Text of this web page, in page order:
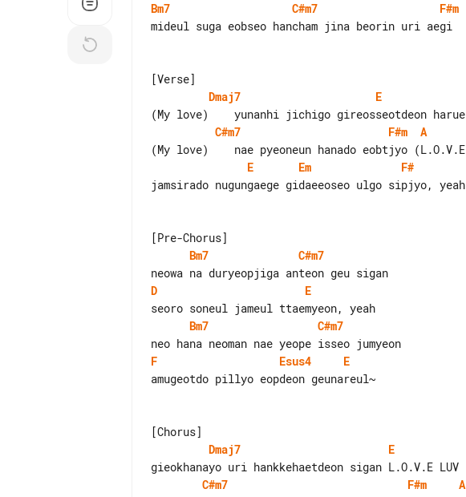
Bm7
C#m7 F#m
mideul suga eobseo hancham jina beorin uri aegi
Dmaj7
E
C#m7
F#m A
E
Em
F#
jamsirado nugungaege gidaeeoseo ulgo sipjyo, yeah
Bm7
C#m7
D
E
Bm7
C#m7
F
Esus4
E
amugeotdo pillyo eopdeon geunareul~
Dmaj7
E
C#m7
F#m
A